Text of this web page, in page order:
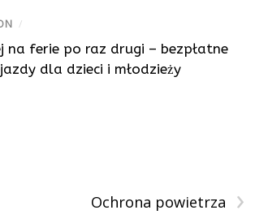
/
na ferie po raz drugi – bezpłatne
dla dzieci i młodzieży
›
Ochrona powietrza